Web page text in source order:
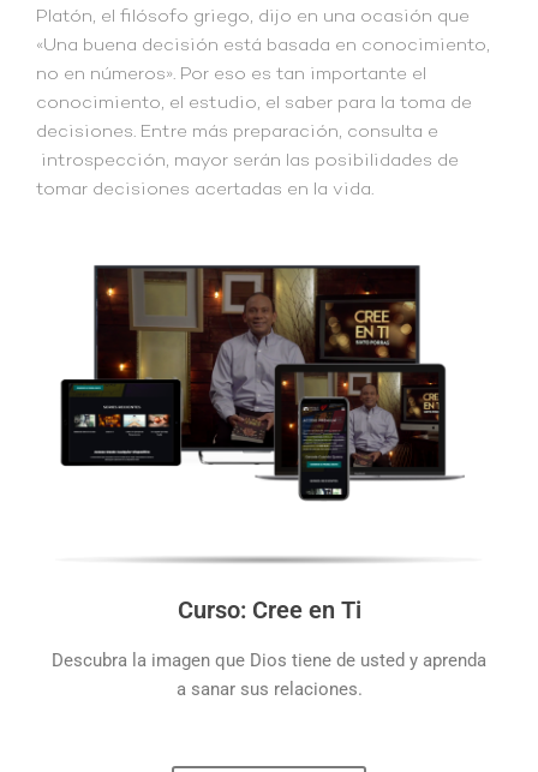
Platón, el filósofo griego, dijo en una ocasión que
«Una buena decisión está basada en conocimiento,
no en números». Por eso es tan importante el
conocimiento, el estudio, el saber para la toma de
decisiones. Entre más preparación, consulta e
introspección, mayor serán las posibilidades de
tomar decisiones acertadas en la vida.
Curso: Cree en Ti
Descubra la imagen que Dios tiene de usted y aprenda
a sanar sus relaciones.